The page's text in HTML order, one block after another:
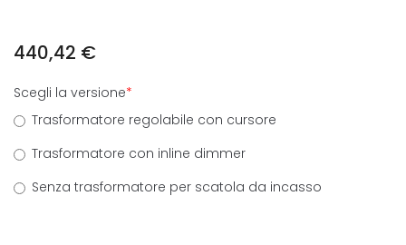
440,42 €
Scegli la versione*
Trasformatore regolabile con cursore
Trasformatore con inline dimmer
Senza trasformatore per scatola da incasso